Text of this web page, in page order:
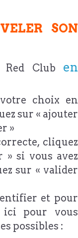
SON
Club en
choix en
sur « ajouter
»
cliquez
si vous avez
sur « valider
et pour
ici pour vous
possibles :